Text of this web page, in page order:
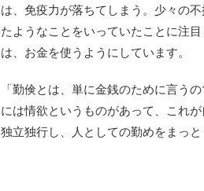
は、免疫力が落ちてしまう。少々の
たようなことをいっていたことに注
は、お金を使うようにしています。
「勤倹とは、単に金銭のために言う
には情欲というものがあって、これ
独立独行し、人としての勤めをまっ